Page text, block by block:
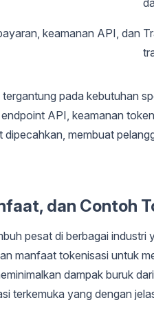
keamanan API, dan
pada kebutuhan
API, keamanan
membuat
dan Contoh
pesat di berbagai
manfaat tokenisasi untuk
dampak buruk
terkemuka yang dengan